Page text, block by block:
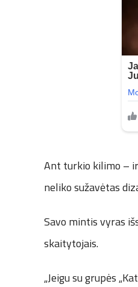
Ant turkio kilimo – ir
neliko sužavėtas
Savo mintis vyras
skaitytojais.
„Jeigu su grupės